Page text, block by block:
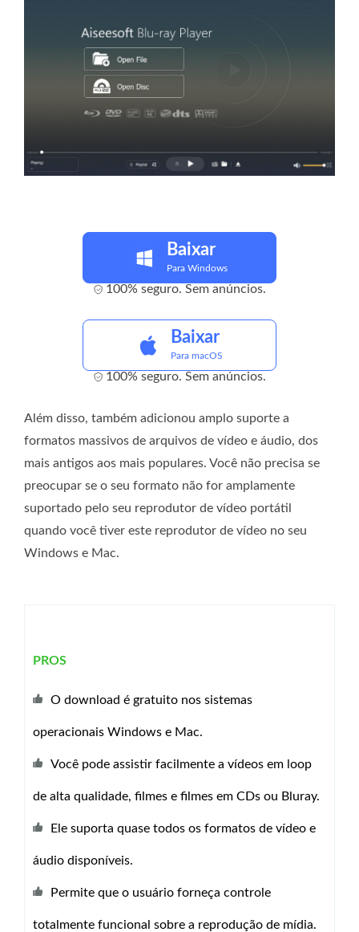
Baixar
Para Windows
100% seguro. Sem anúncios.
Baixar
Para macOS
100% seguro. Sem anúncios.
Além disso, também adicionou amplo suporte a
formatos massivos de arquivos de vídeo e áudio, dos
mais antigos aos mais populares. Você não precisa se
preocupar se o seu formato não for amplamente
suportado pelo seu reprodutor de vídeo portátil
quando você tiver este reprodutor de vídeo no seu
Windows e Mac.
PROS
O download é gratuito nos sistemas
operacionais Windows e Mac.
Você pode assistir facilmente a vídeos em loop
de alta qualidade, filmes e filmes em CDs ou Bluray.
Ele suporta quase todos os formatos de vídeo e
áudio disponíveis.
Permite que o usuário forneça controle
totalmente funcional sobre a reprodução de mídia.